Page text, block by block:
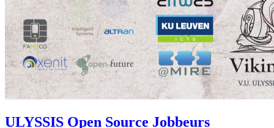
ULYSSIS Open Source Jobbeurs